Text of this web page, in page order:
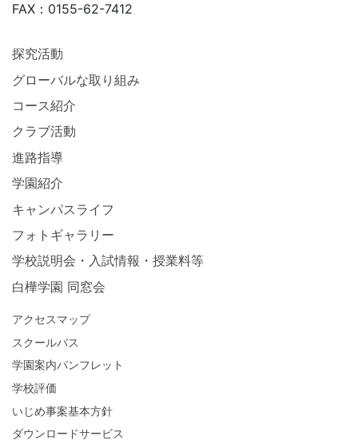
FAX：0155-62-7412
探究活動
グローバルな取り組み
コース紹介
クラブ活動
進路指導
学園紹介
キャンパスライフ
フォトギャラリー
学校説明会・入試情報・授業料等
白樺学園 同窓会
アクセスマップ
スクールバス
学園案内パンフレット
学校評価
いじめ事案基本方針
ダウンロードサービス